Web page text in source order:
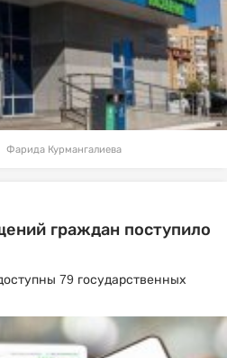
Фарида Курмангалиева
граждан поступило
79 государственных